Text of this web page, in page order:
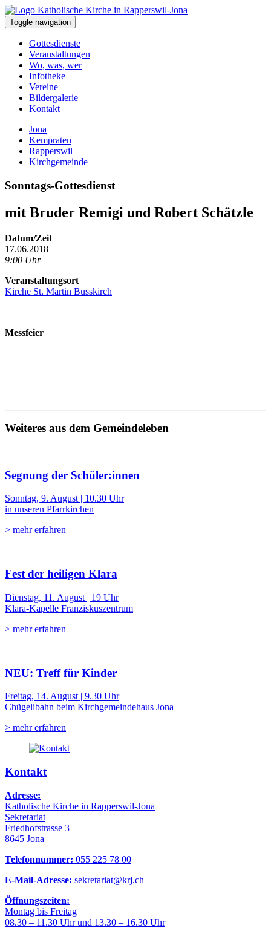
Toggle navigation
Gottesdienste
Veranstaltungen
Wo, was, wer
Infotheke
Vereine
Bildergalerie
Kontakt
Jona
Kempraten
Rapperswil
Kirchgemeinde
Sonntags-Gottesdienst
mit Bruder Remigi und Robert Schätzle
Datum/Zeit
17.06.2018
9:00 Uhr
Veranstaltungsort
Kirche St. Martin Busskirch
Messfeier
Weiteres aus dem Gemeindeleben
Segnung der Schüler:innen
Sonntag, 9. August | 10.30 Uhr
in unseren Pfarrkirchen
> mehr erfahren
Fest der heiligen Klara
Dienstag, 11. August | 19 Uhr
Klara-Kapelle Franziskuszentrum
> mehr erfahren
NEU: Treff für Kinder
Freitag, 14. August | 9.30 Uhr
Chügelibahn beim Kirchgemeindehaus Jona
> mehr erfahren
Kontakt
Adresse:
Katholische Kirche in Rapperswil-Jona
Sekretariat
Friedhofstrasse 3
8645 Jona
Telefonnummer: 055 225 78 00
E-Mail-Adresse: sekretariat@krj.ch
Öffnungszeiten:
Montag bis Freitag
08.30 – 11.30 Uhr und 13.30 – 16.30 Uhr